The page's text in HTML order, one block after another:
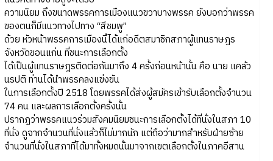
ความนิยม ถึงขนาดพรรคการเมืองแนวขวาบางพรรค ยังบอกว่าพรรค
ของตนก็มีแนวทางไปทาง “สีชมพู”
ด้วย หัวหน้าพรรคการเมืองนี้ได้แก่อดีตสมาชิกสภาผู้แทนราษฎร
จังหวัดขอนแก่น ที่ชนะการเลือกตั้ง
ได้เป็นผู้แทนราษฎรติดต่อกันมาถึง 4 ครั้งก่อนหน้านั้น คือ นาย แคล้ว
นรปติ ท่านได้นำพรรคลงแข่งขัน
ในการเลือกตั้งปี 2518 โดยพรรคได้ส่งผู้สมัครเข้ารับเลือกตั้งจำนวน
74 คน และผลการเลือกตั้งครั้งนั้น
ปรากฏว่าพรรคแนวร่วมสังคมนิยมชนะการเลือกตั้งได้ที่นั่งในสภา 10
ที่นั่ง ดูจากจำนวนที่นั่งแล้วก็ไม่มากนัก แต่ถือว่ามากสำหรับฝ่ายซ้าย
จำนวนที่นั่งในสภาที่ได้มาทั้งหมดนั้นมาจากเขตเลือกตั้งในภาคอีสาน